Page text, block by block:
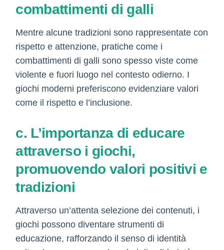
combattimenti di galli
Mentre alcune tradizioni sono rappresentate con
rispetto e attenzione, pratiche come i
combattimenti di galli sono spesso viste come
violente e fuori luogo nel contesto odierno. I
giochi moderni preferiscono evidenziare valori
come il rispetto e l’inclusione.
c. L’importanza di educare
attraverso i giochi,
promuovendo valori positivi e
tradizioni
Attraverso un’attenta selezione dei contenuti, i
giochi possono diventare strumenti di
educazione, rafforzando il senso di identità